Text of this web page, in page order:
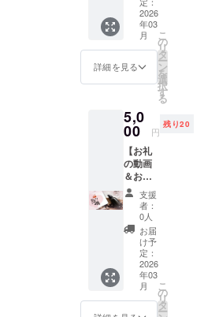
入をお
願い致
しま
す。 特
場合は
「無
下さ
い。 (↓
不要な
部分は
編集を
お願い
します
─────
──​
─────
── ■希
望の香
り等 ・
無し(リ
に優し
いベー
スオイ
ル(無香
料のベ
ビーオ
イル等)
に数滴
垂ら
し、お
身体等
へのセ
ルフ
マッ
サー
ジ。 ・
オイル
が染み
込みや
すい木
製のア
し、芳
香スプ
レーの
ように
使用す
画像は
イメー
ジで
す。 ※
医薬品
や化粧
品類で
はあり
ません
ので、
肌に直
接つけ
ないよ
うにし
て下さ
い。 ※
ルにて
お礼の
動画(10
分) ※お
名前の
読み間
違え防
め、備
考欄に
お名前
のフリ
ガナの
記載を
お願い
致しま
す。 ②
開店翌
月以降
の初め
てのお
誕生日
に ・
メッ
2026
年03
月
詳細を見る
こ
の
リ
タ
ー
ン
を
選
択
す
る
5,0
00 円
残り20
【お礼
の動画
＆お誕
生日ギ
フトの
お届
け】 ①
開店月
にメー
ルにて
お礼の
動画(10
分) ※お
支援
者：
0人
お届
け予
定：
2026
年03
月
こ
の
リ
タ
ー